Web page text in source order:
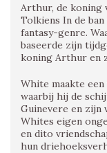
Arthur, de koning
Tolkiens In de
fantasy-genre.
baseerde zijn
koning Arthur en
White maakte
waarbij hij de
Guinevere en zijn
Whites eigen
en dito
hun